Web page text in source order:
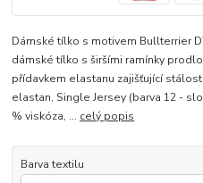
Dámské tílko s motivem Bullterrier
dámské tílko s širšími ramínky
přídavkem elastanu zajišťující
elastan, Single Jersey (barva 12 -
% viskóza, ... celý popis
Barva textilu